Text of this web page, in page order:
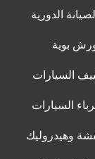
الدورية
بوية
السيارات
السيارات
وهيدروليك